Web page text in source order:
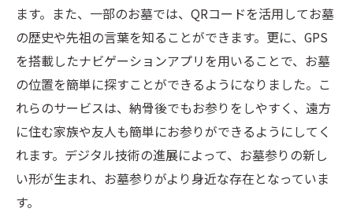
ます。また、一部のお墓では、QRコードを活用してお墓
の歴史や先祖の言葉を知ることができます。更に、GPS
を搭載したナビゲーションアプリを用いることで、お墓
の位置を簡単に探すことができるようになりました。こ
れらのサービスは、納骨後でもお参りをしやすく、遠方
に住む家族や友人も簡単にお参りができるようにしてく
れます。デジタル技術の進展によって、お墓参りの新し
い形が生まれ、お墓参りがより身近な存在となっていま
す。